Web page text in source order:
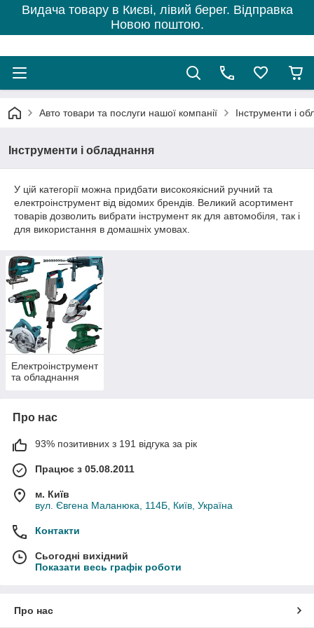
Видача товару в Києві, лівий берег. Відправка
Новою поштою.
Авто товари та послуги нашої компанії Інструменти і
Інструменти і обладнання
У цій категорії можна придбати високоякісний ручний та
електроінструмент від відомих брендів. Великий асортимент
товарів дозволить вибрати інструмент як для автомобіля, так і
для використання в домашніх умовах.
Електроінструмент
та обладнання
Про нас
93% позитивних з 191 відгука за рік
Працює з 05.08.2011
м. Київ
вул. Євгена Маланюка, 114Б, Київ, Україна
Контакти
Сьогодні вихідний
Показати весь графік роботи
Про нас